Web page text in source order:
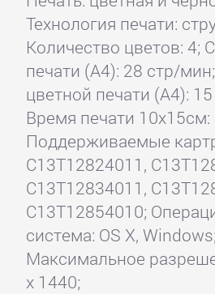
Технология печати:
Количество цветов: 4;
печати (А4): 28 стр/
цветной печати (А4):
Время печати 10x15см:
Поддерживаемые
C13T12824011,
C13T12834011,
C13T12854010;
система: OS X, Windows;
Максимальное
x 1440;